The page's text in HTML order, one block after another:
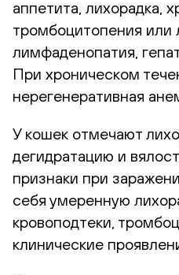
аппетита, лихорадка,
тромбоцитопения или
лимфаденопатия,
При хроническом
нерегенеративная
У кошек отмечают
дегидратацию и
признаки при
себя умеренную
кровоподтеки,
клинические